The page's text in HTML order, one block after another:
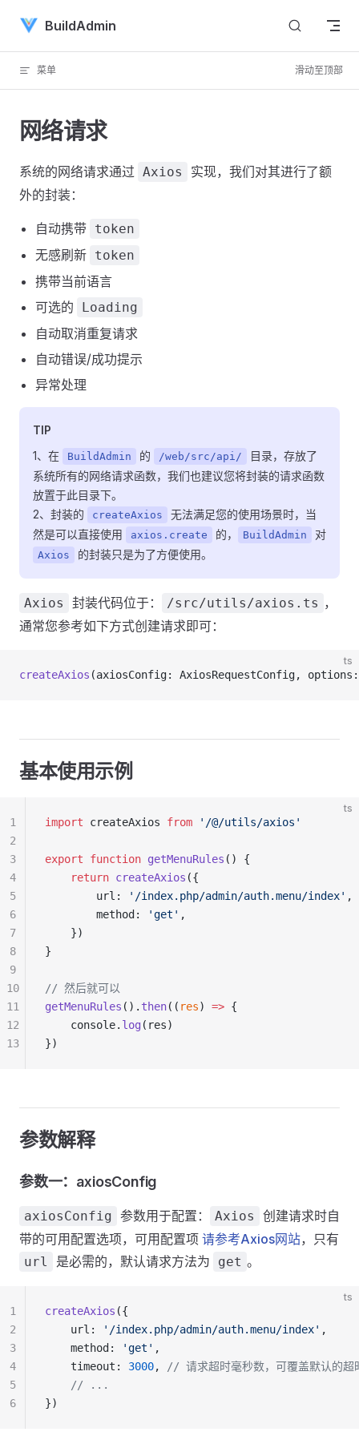
Skip to content
BuildAdmin
菜单 滑动至顶部
网络请求
系统的网络请求通过 Axios
实现，我们对其进行了额
外的封装：
自动携带 token
无感刷新 token
携带当前语言
可选的
Loading
自动取消重复请求
自动错误/成功提示
异常处理
TIP
1、在
BuildAdmin 的 /web/src/api/
目录，存放了
系统所有的网络请求函数，我们也建议您将封装的请求函数
放置于此目录下。
2、封装的
createAxios
无法满足您的使用场景时，当
然是可以直接使用
axios.create 的， BuildAdmin 对
Axios 的封装只是为了方便使用。
Axios 封装代码位于： /src/utils/axios.ts ，
通常您参考如下方式创建请求即可：
ts
createAxios (axiosConfig: AxiosRequestConfig,
基本使用示例
ts
import createAxios from '/@/utils/axios'
export function getMenuRules () {
    return
createAxios ({
        url:
'/index.php/admin/auth.menu/index' ,
        method:
'get' ,
    })
}
// 然后就可以
getMenuRules (). then(( res) => {
    console.
log (res)
})
1
2
3
4
5
6
7
8
9
10
11
12
13
参数解释
参数一：axiosConfig
axiosConfig 参数用于配置： Axios
创建请求时自
带的可用配置选项，可用配置项 请参考Axios网站，只有
url 是必需的，默认请求方法为 get 。
ts
createAxios ({
    url:
'/index.php/admin/auth.menu/index' ,
    method:
'get' ,
    timeout:
3000,
// 请求超时毫秒数，可覆盖默认的超
    // ...
})
1
2
3
4
5
6